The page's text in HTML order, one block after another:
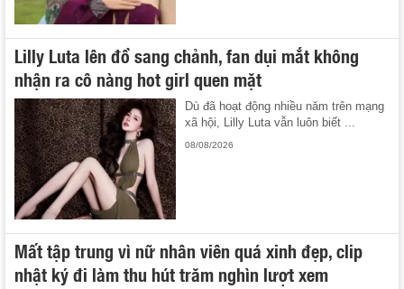
Lilly Luta lên đồ sang chảnh, fan dụi mắt không
nhận ra cô nàng hot girl quen mặt
Dù đã hoạt động nhiều năm trên mạng
xã hội, Lilly Luta vẫn luôn biết ...
08/08/2026
Mất tập trung vì nữ nhân viên quá xinh đẹp, clip
nhật ký đi làm thu hút trăm nghìn lượt xem